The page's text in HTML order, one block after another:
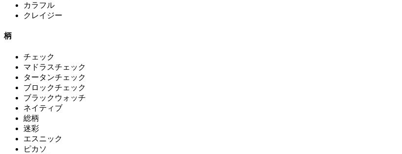
カラフル
クレイジー
柄
チェック
マドラスチェック
タータンチェック
ブロックチェック
ブラックウォッチ
ネイティブ
総柄
迷彩
エスニック
ピカソ